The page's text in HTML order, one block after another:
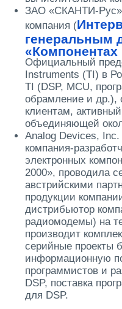
ЗАО «СКАНТИ-Рус»
компания (
генеральным
«Компонентах
Официальный
Instruments (TI) в
TI (DSP, MCU,
обрамление и др.),
клиентам,
объединяющей
Analog Devices,
компания-
электронных
2000», проводила
австрийскими
продукции
дистрибьютор
радиомодемы) на
производит
серийные проекты
информационную
программистов и
DSP, поставка
для DSP.